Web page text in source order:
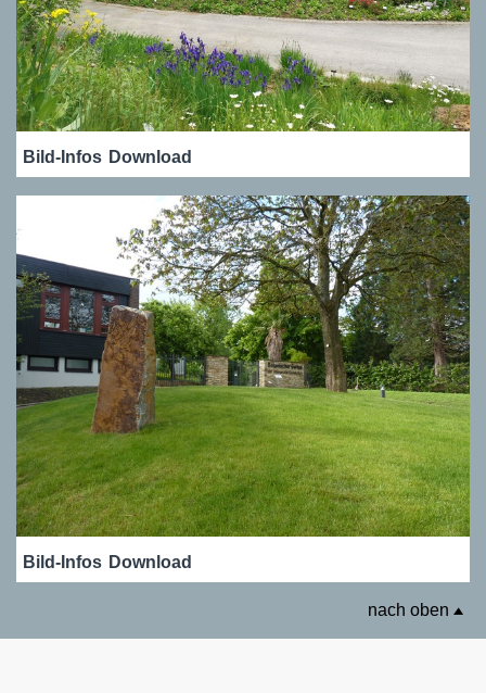
Bild-Infos Download
Bild-Infos Download
nach oben